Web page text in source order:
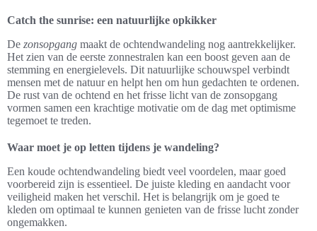
Catch the sunrise: een natuurlijke opkikker
De zonsopgang maakt de ochtendwandeling nog aantrekkelijker.
Het zien van de eerste zonnestralen kan een boost geven aan de
stemming en energielevels. Dit natuurlijke schouwspel verbindt
mensen met de natuur en helpt hen om hun gedachten te ordenen.
De rust van de ochtend en het frisse licht van de zonsopgang
vormen samen een krachtige motivatie om de dag met optimisme
tegemoet te treden.
Waar moet je op letten tijdens je wandeling?
Een koude ochtendwandeling biedt veel voordelen, maar goed
voorbereid zijn is essentieel. De juiste kleding en aandacht voor
veiligheid maken het verschil. Het is belangrijk om je goed te
kleden om optimaal te kunnen genieten van de frisse lucht zonder
ongemakken.